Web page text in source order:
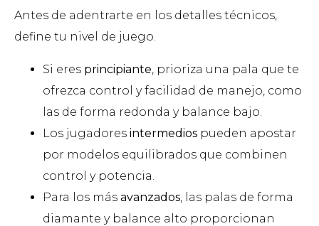
Antes de adentrarte en los detalles técnicos,
define tu nivel de juego.
Si eres principiante , prioriza una pala que te
ofrezca control y facilidad de manejo, como
las de forma redonda y balance bajo.
Los jugadores intermedios pueden apostar
por modelos equilibrados que combinen
control y potencia.
Para los más avanzados , las palas de forma
diamante y balance alto proporcionan